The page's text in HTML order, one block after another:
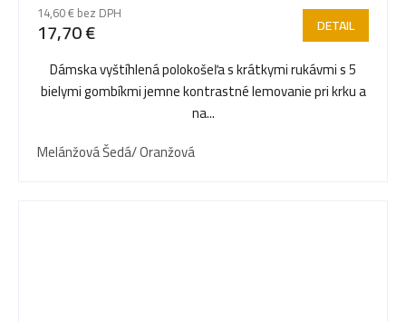
14,60 € bez DPH
17,70 € DETAIL
Dámska vyštíhlená polokošeľa s krátkymi rukávmi s 5
bielymi gombíkmi jemne kontrastné lemovanie pri krku a
na...
Melánžová Šedá/ Oranžová